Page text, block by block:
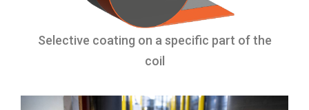
Selective coating on a specific part of the
coil